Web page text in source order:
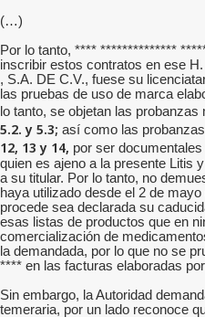
(…)
Por lo tanto, **** **************
inscribir estos contratos en ese
, S.A. DE C.V., fuese su
las pruebas de uso de marca
lo tanto, se objetan las
5.2. y 5.3; así como las
12, 13 y 14, por ser
quien es ajeno a la presente Litis
a su titular. Por lo tanto, no
haya utilizado desde el 2 de
procede sea declarada su
esas listas de productos que en
comercialización de
la demandada, por lo que no se
**** en las facturas elaboradas
Sin embargo, la Autoridad
temeraria, por un lado reconoce